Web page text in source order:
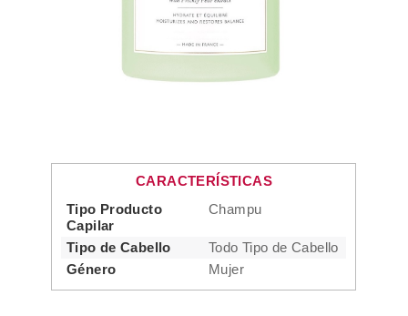
CARACTERÍSTICAS
Tipo Producto
Capilar
Champu
Tipo de Cabello
Todo Tipo de Cabello
Género
Mujer